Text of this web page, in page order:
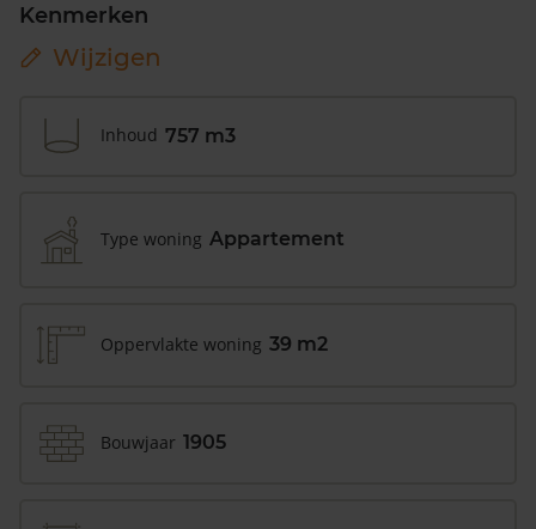
Kenmerken
Wijzigen
Inhoud 757 m3
Type woning Appartement
Oppervlakte woning 39 m2
Bouwjaar 1905